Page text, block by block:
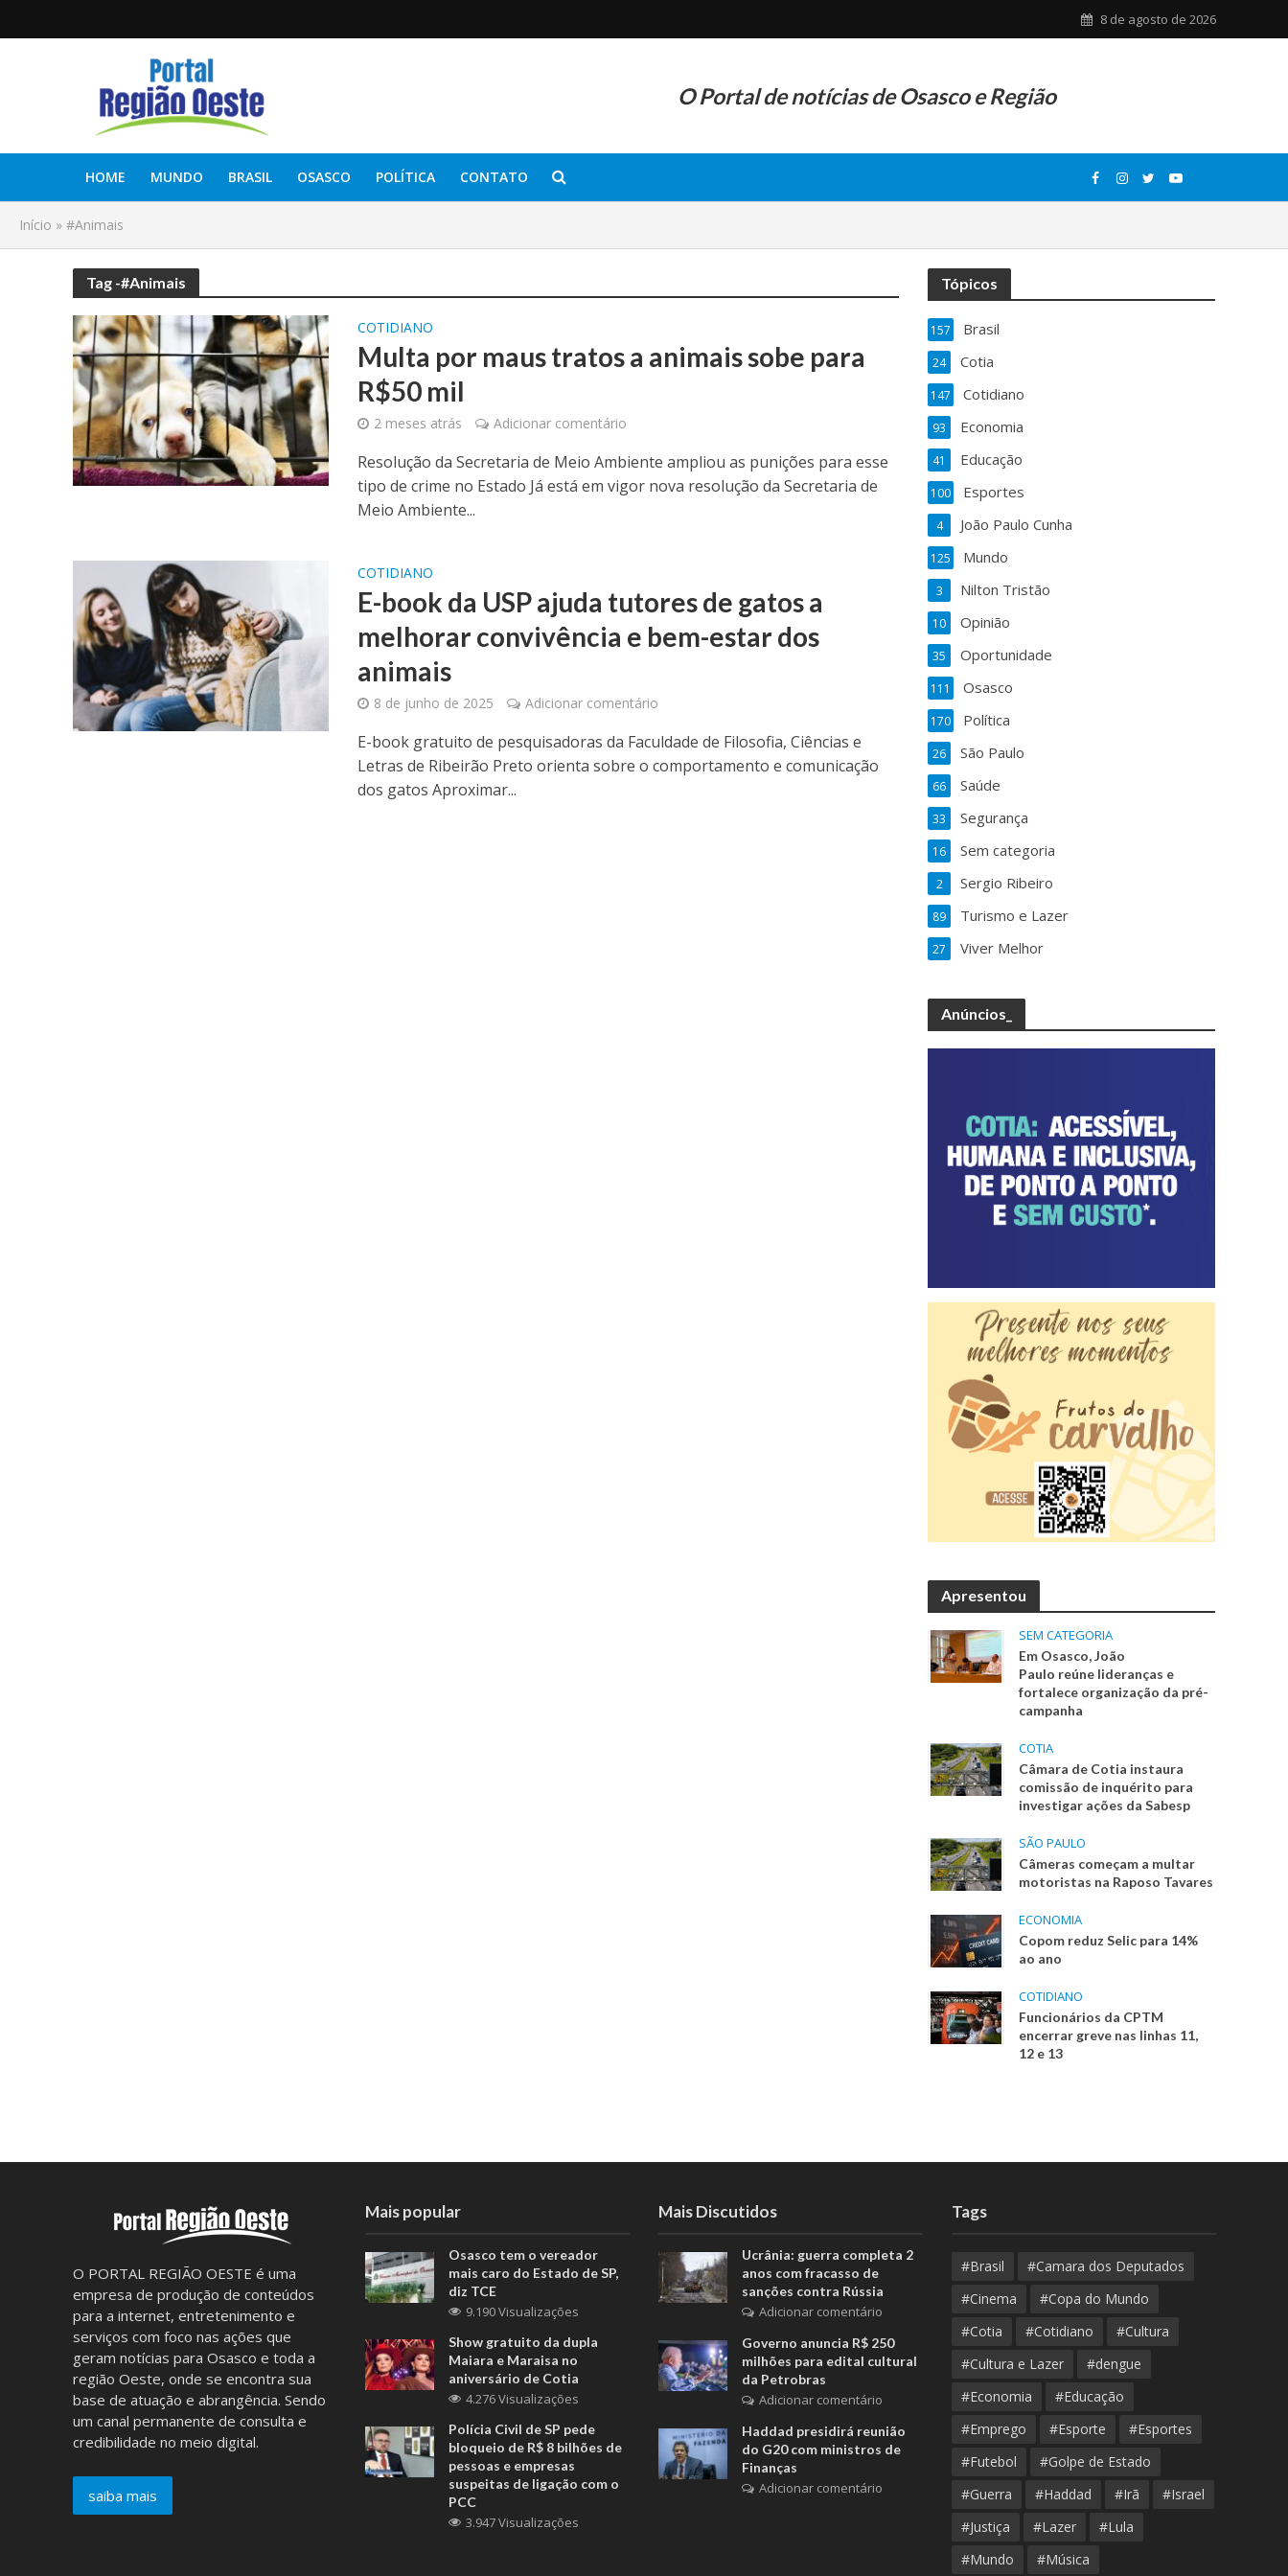
8 de agosto de 2026
O Portal de notícias de Osasco e Região
HOME MUNDO BRASIL OSASCO POLÍTICA CONTATO
Início » #Animais
Tag -#Animais
COTIDIANO
Multa por maus tratos a animais sobe para
R$50 mil
2 meses atrás Adicionar comentário
Resolução da Secretaria de Meio Ambiente ampliou as punições para esse
tipo de crime no Estado Já está em vigor nova resolução da Secretaria de
Meio Ambiente...
COTIDIANO
E-book da USP ajuda tutores de gatos a
melhorar convivência e bem-estar dos
animais
8 de junho de 2025 Adicionar comentário
E-book gratuito de pesquisadoras da Faculdade de Filosofia, Ciências e
Letras de Ribeirão Preto orienta sobre o comportamento e comunicação
dos gatos Aproximar...
Tópicos
Brasil
157
Cotia
24
Cotidiano
147
Economia
93
Educação
41
Esportes
100
João Paulo Cunha
4
Mundo
125
Nilton Tristão
3
Opinião
10
Oportunidade
35
Osasco
111
Política
170
São Paulo
26
Saúde
66
Segurança
33
Sem categoria
16
Sergio Ribeiro
2
Turismo e Lazer
89
Viver Melhor
27
Anúncios_
Apresentou
SEM CATEGORIA
Em Osasco, João
Paulo reúne lideranças e
fortalece organização da pré-
campanha
COTIA
Câmara de Cotia instaura
comissão de inquérito para
investigar ações da Sabesp
SÃO PAULO
Câmeras começam a multar
motoristas na Raposo Tavares
ECONOMIA
Copom reduz Selic para 14%
ao ano
COTIDIANO
Funcionários da CPTM
encerrar greve nas linhas 11,
12 e 13
O PORTAL REGIÃO OESTE é uma
empresa de produção de conteúdos
para a internet, entretenimento e
serviços com foco nas ações que
geram notícias para Osasco e toda a
região Oeste, onde se encontra sua
base de atuação e abrangência. Sendo
um canal permanente de consulta e
credibilidade no meio digital.
saiba mais
Mais popular
Osasco tem o vereador
mais caro do Estado de SP,
diz TCE
9.190 Visualizações
Show gratuito da dupla
Maiara e Maraisa no
aniversário de Cotia
4.276 Visualizações
Polícia Civil de SP pede
bloqueio de R$ 8 bilhões de
pessoas e empresas
suspeitas de ligação com o
PCC
3.947 Visualizações
Mais Discutidos
Ucrânia: guerra completa 2
anos com fracasso de
sanções contra Rússia
Adicionar comentário
Governo anuncia R$ 250
milhões para edital cultural
da Petrobras
Adicionar comentário
Haddad presidirá reunião
do G20 com ministros de
Finanças
Adicionar comentário
Tags
#Brasil
#Camara dos Deputados
#Cinema
#Copa do Mundo
#Cotia
#Cotidiano
#Cultura
#Cultura e Lazer
#dengue
#Economia
#Educação
#Emprego
#Esporte
#Esportes
#Futebol
#Golpe de Estado
#Guerra
#Haddad #Irã
#Israel
#Justiça
#Lazer
#Lula
#Mundo
#Música